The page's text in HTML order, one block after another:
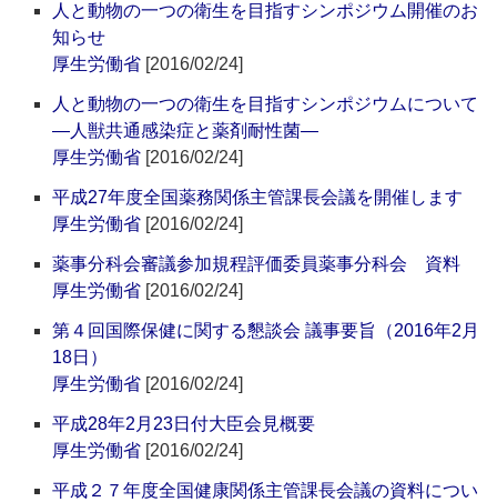
人と動物の一つの衛生を目指すシンポジウム開催のお
知らせ
厚生労働省 [2016/02/24]
人と動物の一つの衛生を目指すシンポジウムについて
―人獣共通感染症と薬剤耐性菌―
厚生労働省 [2016/02/24]
平成27年度全国薬務関係主管課長会議を開催します
厚生労働省 [2016/02/24]
薬事分科会審議参加規程評価委員薬事分科会 資料
厚生労働省 [2016/02/24]
第４回国際保健に関する懇談会 議事要旨（2016年2月
18日）
厚生労働省 [2016/02/24]
平成28年2月23日付大臣会見概要
厚生労働省 [2016/02/24]
平成２７年度全国健康関係主管課長会議の資料につい